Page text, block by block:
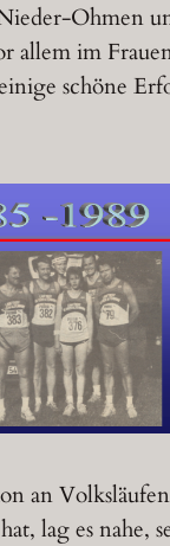
Ohmen
allem im
schöne
an Volksläufen
lag es nahe,